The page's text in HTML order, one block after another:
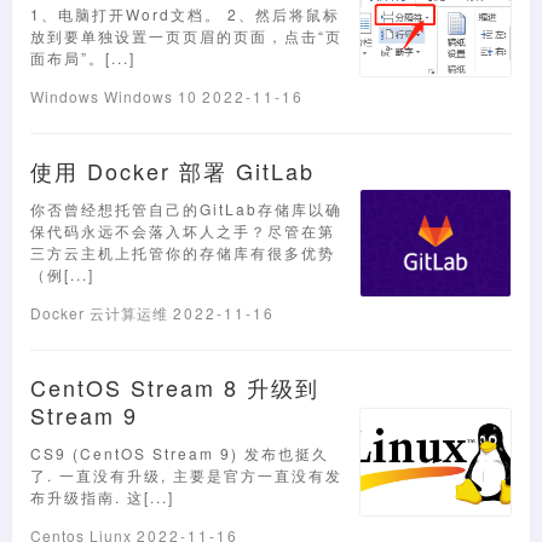
1、电脑打开Word文档。 2、然后将鼠标
放到要单独设置一页页眉的页面，点击“页
面布局”。[...]
Windows Windows 10 2022-11-16
使用 Docker 部署 GitLab
你否曾经想托管自己的GitLab存储库以确
保代码永远不会落入坏人之手？尽管在第
三方云主机上托管你的存储库有很多优势
（例[...]
Docker 云计算运维 2022-11-16
CentOS Stream 8 升级到
Stream 9
CS9 (CentOS Stream 9) 发布也挺久
了. 一直没有升级, 主要是官方一直没有发
布升级指南. 这[...]
Centos Liunx 2022-11-16